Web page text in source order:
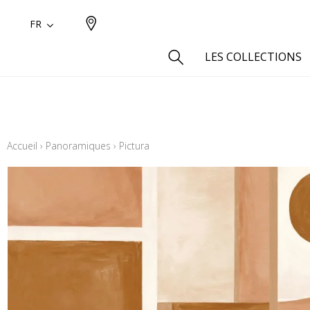
FR
LES COLLECTIONS
Aspect
Aspect
Coton
Accueil › Panoramiques › Pictura